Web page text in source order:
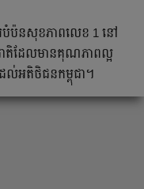
របំប៉នសុខភាពលេខ 1 នៅ
ាតិដែលមានគុណភាពល្អ
ល់អតិថិជនកម្ពុជា។